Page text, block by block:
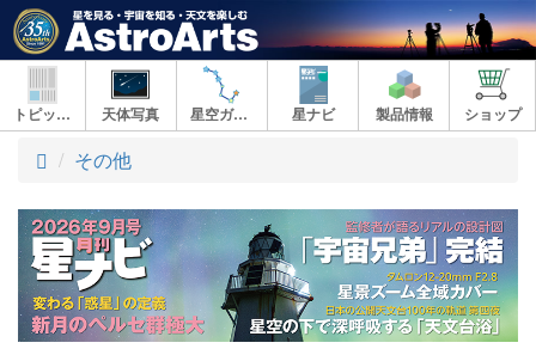
トピックス 天体写真 星空ガイド 星ナビ 製品情報 ショップ
ト
プ
その他